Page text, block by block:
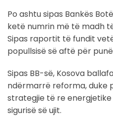
Po ashtu sipas Bankës
ketë numrin më të madh
Sipas raportit të fundit
popullsisë së aftë për
Sipas BB-së, Kosova
ndërmarrë reforma, duke
strategjie të re
sigurisë së ujit.